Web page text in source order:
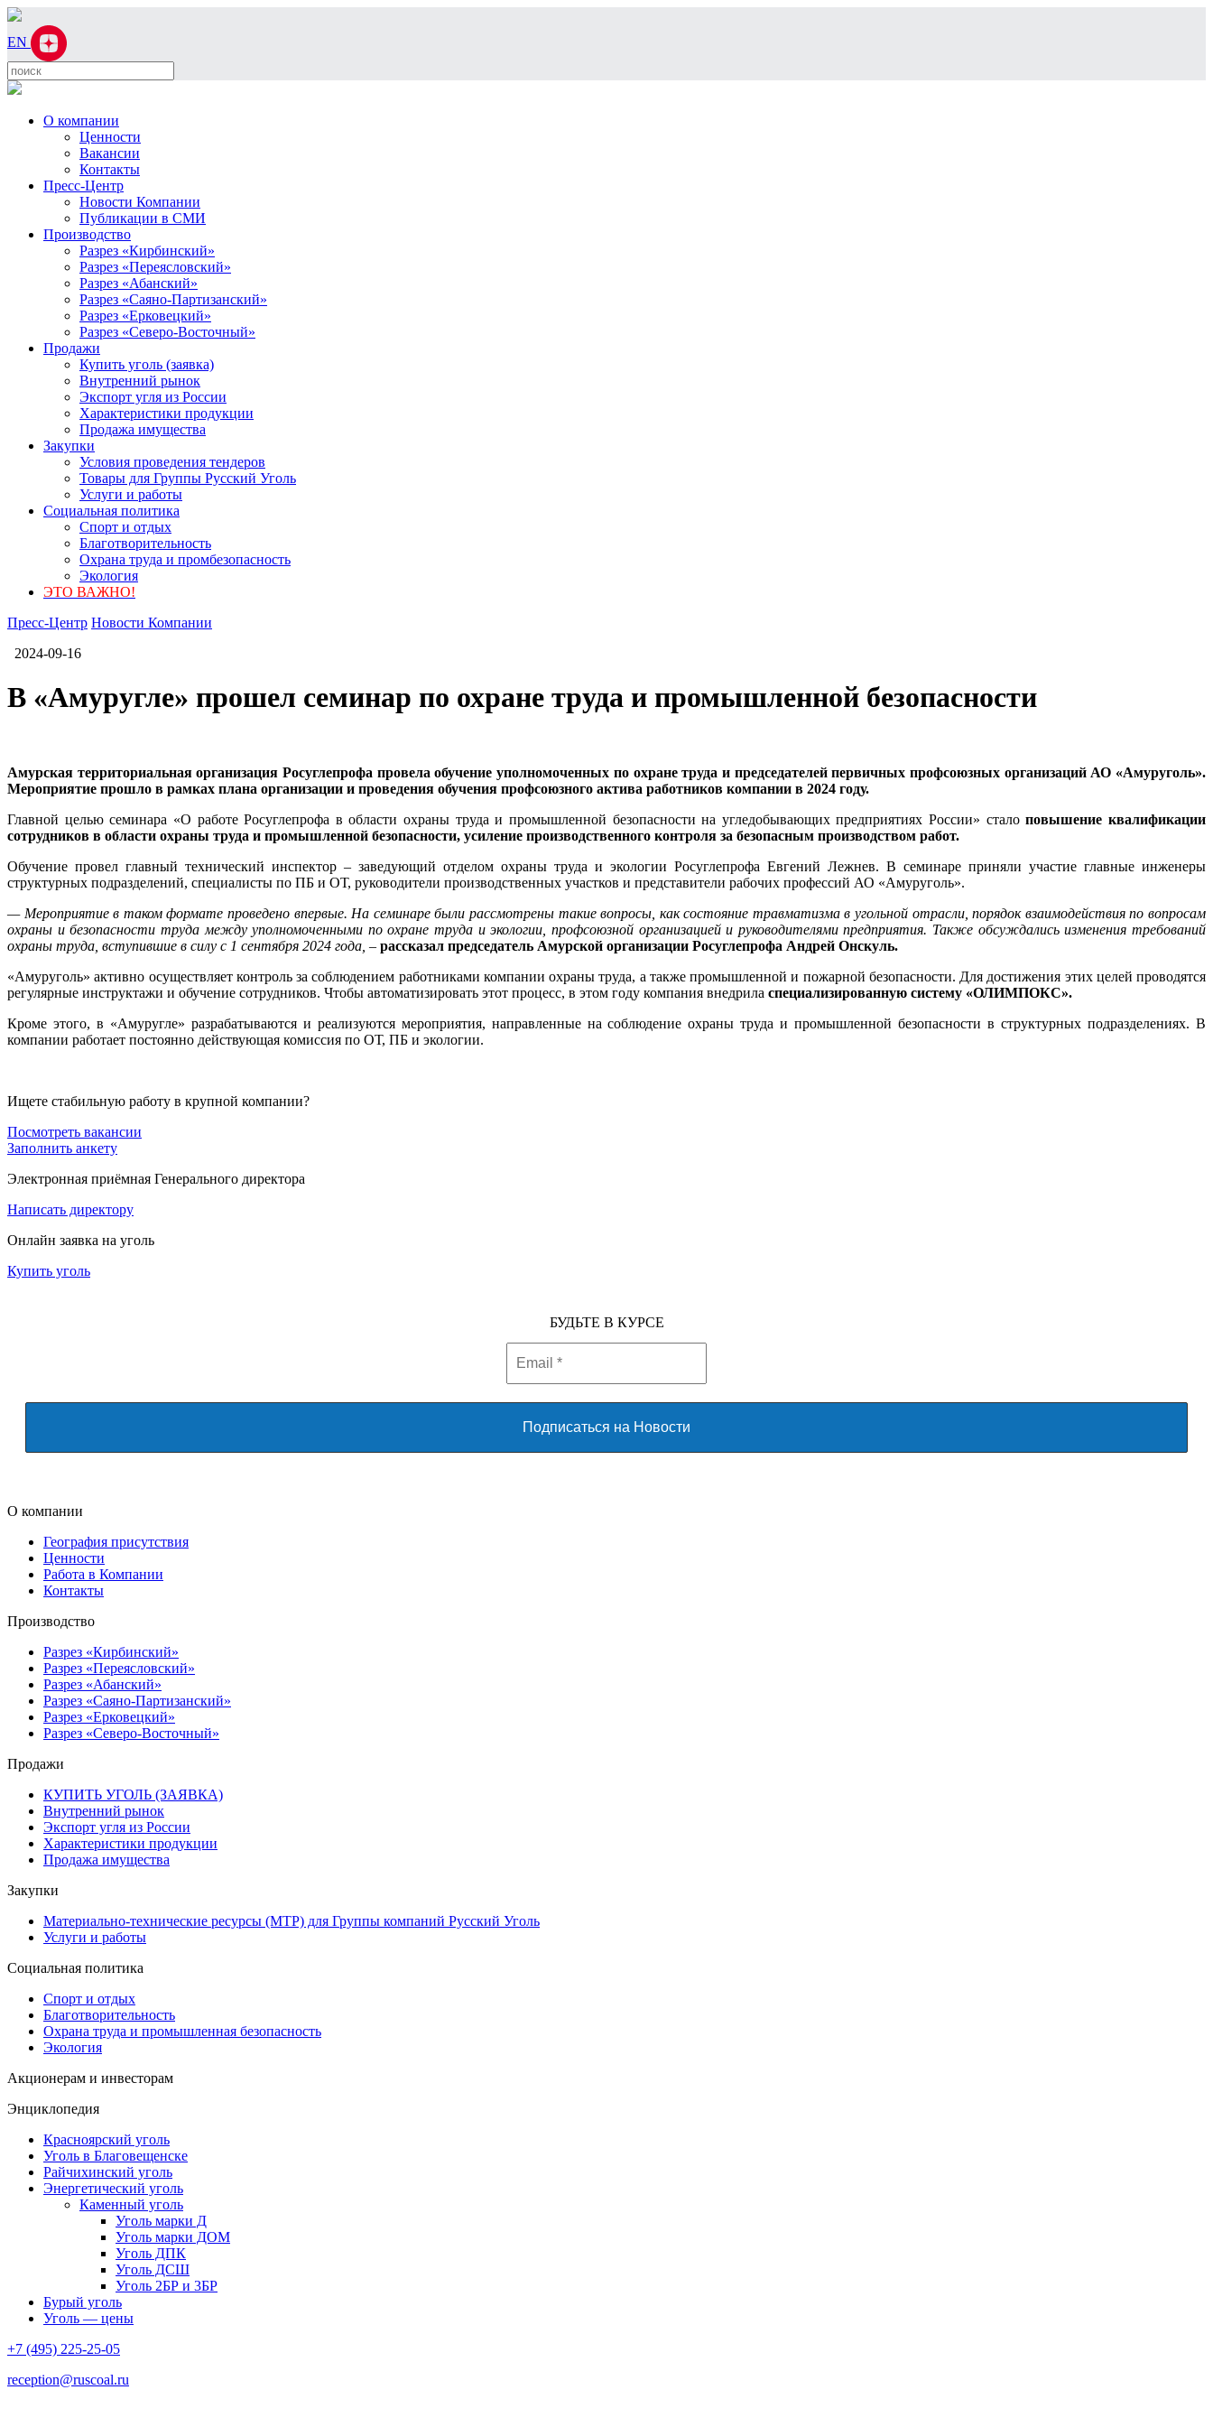
EN
О компании
Ценности
Вакансии
Контакты
Пресс-Центр
Новости Компании
Публикации в СМИ
Производство
Разрез «Кирбинский»
Разрез «Переясловский»
Разрез «Абанский»
Разрез «Саяно-Партизанский»
Разрез «Ерковецкий»
Разрез «Северо-Восточный»
Продажи
Купить уголь (заявка)
Внутренний рынок
Экспорт угля из России
Характеристики продукции
Продажа имущества
Закупки
Условия проведения тендеров
Товары для Группы Русский Уголь
Услуги и работы
Социальная политика
Спорт и отдых
Благотворительность
Охрана труда и промбезопасность
Экология
ЭТО ВАЖНО!
Пресс-Центр Новости Компании
2024-09-16
В «Амуругле» прошел семинар по охране труда и промышленной безопасности
Амурская территориальная организация Росуглепрофа провела обучение уполномоченных по охране труда и председателей первичных профсоюзных организаций АО «Амуруголь».
Мероприятие прошло в рамках плана организации и проведения обучения профсоюзного актива работников компании в 2024 году.
Главной целью семинара «О работе Росуглепрофа в области охраны труда и промышленной безопасности на угледобывающих предприятиях России» сталоповышение квалификации
сотрудников в области охраны труда и промышленной безопасности, усиление производственного контроля за безопасным производством работ.
Обучение провел главный технический инспектор – заведующий отделом охраны труда и экологии Росуглепрофа Евгений Лежнев. В семинаре приняли участие главные инженеры
структурных подразделений, специалисты по ПБ и ОТ, руководители производственных участков и представители рабочих профессий АО «Амуруголь».
— Мероприятие в таком формате проведено впервые. На семинаре были рассмотрены такие вопросы, как состояние травматизма в угольной отрасли, порядок взаимодействия по вопросам
охраны и безопасности труда между уполномоченными по охране труда и экологии, профсоюзной организацией и руководителями предприятия. Также обсуждались изменения требований
охраны труда, вступившие в силу с 1 сентября 2024 года, – рассказал председатель Амурской организации Росуглепрофа Андрей Онскуль.
«Амуруголь» активно осуществляет контроль за соблюдением работниками компании охраны труда, а также промышленной и пожарной безопасности. Для достижения этих целей проводятся
регулярные инструктажи и обучение сотрудников. Чтобы автоматизировать этот процесс, в этом году компания внедрила специализированную систему «ОЛИМПОКС».
Кроме этого, в «Амуругле» разрабатываются и реализуются мероприятия, направленные на соблюдение охраны труда и промышленной безопасности в структурных подразделениях. В
компании работает постоянно действующая комиссия по ОТ, ПБ и экологии.
Ищете стабильную работу в крупной компании?
Посмотреть вакансии
Заполнить анкету
Электронная приёмная Генерального директора
Написать директору
Онлайн заявка на уголь
Купить уголь
БУДЬТЕ В КУРСЕ
О компании
География присутствия
Ценности
Работа в Компании
Контакты
Производство
Разрез «Кирбинский»
Разрез «Переясловский»
Разрез «Абанский»
Разрез «Саяно-Партизанский»
Разрез «Ерковецкий»
Разрез «Северо-Восточный»
Продажи
КУПИТЬ УГОЛЬ (ЗАЯВКА)
Внутренний рынок
Экспорт угля из России
Характеристики продукции
Продажа имущества
Закупки
Материально-технические ресурсы (МТР) для Группы компаний Русский Уголь
Услуги и работы
Социальная политика
Спорт и отдых
Благотворительность
Охрана труда и промышленная безопасность
Экология
Акционерам и инвесторам
Энциклопедия
Красноярский уголь
Уголь в Благовещенске
Райчихинский уголь
Энергетический уголь
Каменный уголь
Уголь марки Д
Уголь марки ДОМ
Уголь ДПК
Уголь ДСШ
Уголь 2БР и 3БР
Бурый уголь
Уголь — цены
+7 (495) 225-25-05
reception@ruscoal.ru